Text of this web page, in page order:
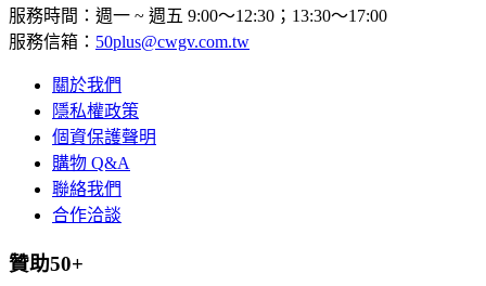
服務時間：週一 ~ 週五 9:00～12:30；13:30～17:00
服務信箱： 50plus@cwgv.com.tw
關於我們
隱私權政策
個資保護聲明
購物 Q&A
聯絡我們
合作洽談
贊助50+